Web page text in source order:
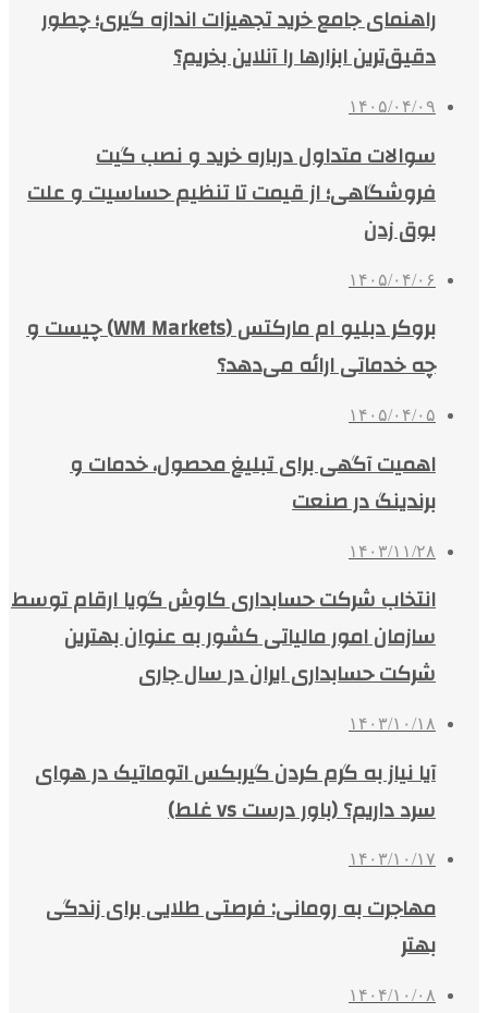
راهنمای جامع خرید تجهیزات اندازه گیری؛ چطور
دقیق‌ترین ابزارها را آنلاین بخریم؟
۱۴۰۵/۰۴/۰۹
سوالات متداول درباره خرید و نصب گیت
فروشگاهی؛ از قیمت تا تنظیم حساسیت و علت
بوق زدن
۱۴۰۵/۰۴/۰۶
بروکر دبلیو ام مارکتس (WM Markets) چیست و
چه خدماتی ارائه می‌دهد؟
۱۴۰۵/۰۴/۰۵
اهمیت آگهی برای تبلیغ محصول، خدمات و
برندینگ در صنعت
۱۴۰۳/۱۱/۲۸
انتخاب شرکت حسابداری کاوش گویا ارقام توسط
سازمان امور مالیاتی کشور به عنوان بهترین
شرکت حسابداری ایران در سال جاری
۱۴۰۳/۱۰/۱۸
آیا نیاز به گرم کردن گیربکس اتوماتیک در هوای
سرد داریم؟ (باور درست vs غلط)
۱۴۰۳/۱۰/۱۷
مهاجرت به رومانی: فرصتی طلایی برای زندگی
بهتر
۱۴۰۴/۱۰/۰۸